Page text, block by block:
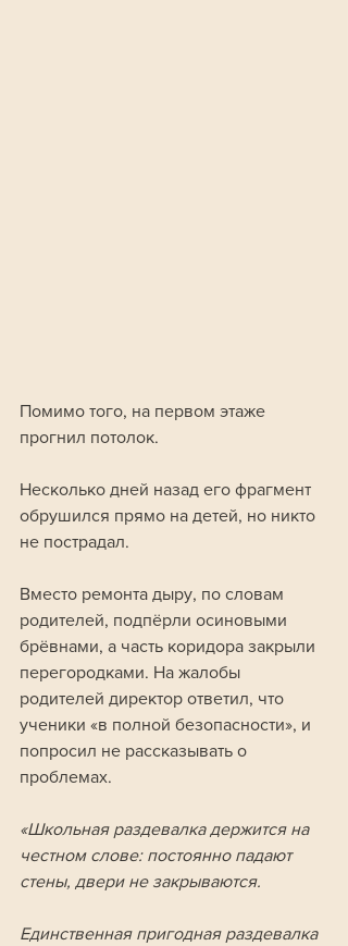
Помимо того, на первом этаже
прогнил потолок.
Несколько дней назад его фрагмент
обрушился прямо на детей, но никто
не пострадал.
Вместо ремонта дыру, по словам
родителей, подпёрли осиновыми
брёвнами, а часть коридора закрыли
перегородками. На жалобы
родителей директор ответил, что
ученики «в полной безопасности», и
попросил не рассказывать о
проблемах.
«Школьная раздевалка держится на
честном слове: постоянно падают
стены, двери не закрываются.
Единственная пригодная раздевалка